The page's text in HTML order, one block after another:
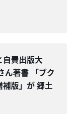
自費出版大
ん著書 「ブク
版」が 郷土